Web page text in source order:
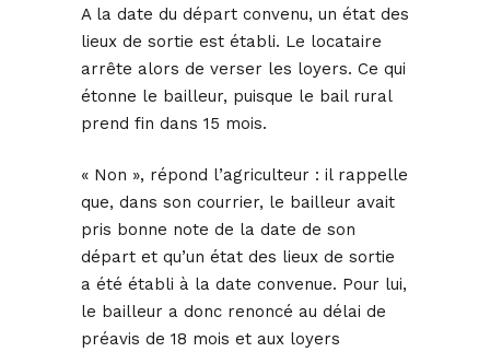
A la date du départ convenu, un état des
lieux de sortie est établi. Le locataire
arrête alors de verser les loyers. Ce qui
étonne le bailleur, puisque le bail rural
prend fin dans 15 mois.
« Non », répond l’agriculteur : il rappelle
que, dans son courrier, le bailleur avait
pris bonne note de la date de son
départ et qu’un état des lieux de sortie
a été établi à la date convenue. Pour lui,
le bailleur a donc renoncé au délai de
préavis de 18 mois et aux loyers